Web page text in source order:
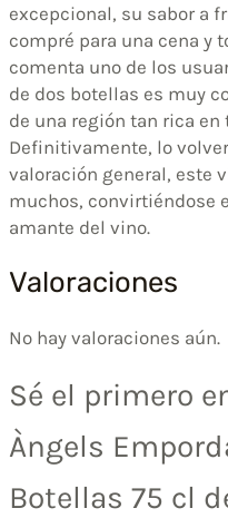
excepcional, su sabor a
compré para una cena y
comenta uno de los
de dos botellas es muy
de una región tan rica
Definitivamente, lo
valoración general, este
muchos, convirtiéndose
amante del vino.
Valoraciones
No hay valoraciones aún.
Sé el primero
Àngels
Botellas 75 cl